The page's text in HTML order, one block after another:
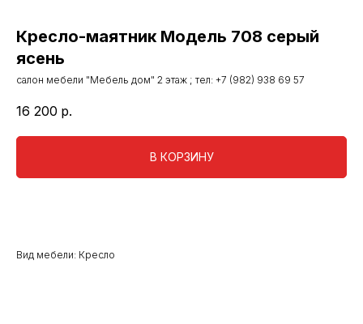
Кресло-маятник Модель 708 серый
ясень
салон мебели "Мебель дом" 2 этаж ; тел: +7 (982) 938 69 57
16 200 р.
В КОРЗИНУ
Вид мебели: Кресло